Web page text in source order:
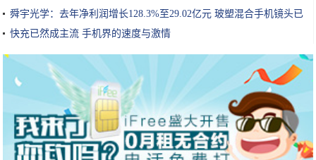
舜宇光学：去年净利润增长128.3%至29.02亿元 玻塑混合手机镜头已
量产
快充已然成主流 手机界的速度与激情